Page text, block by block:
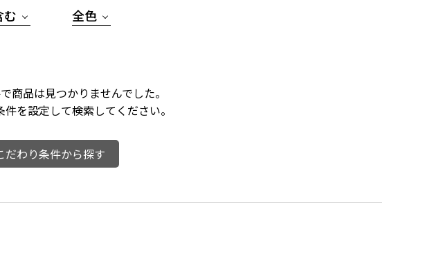
む 全色
商品は見つかりませんでした。
を設定して検索してください。
だわり条件から探す